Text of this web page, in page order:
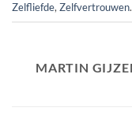
Zelfliefde, Zelfvertrouwen.
MARTIN